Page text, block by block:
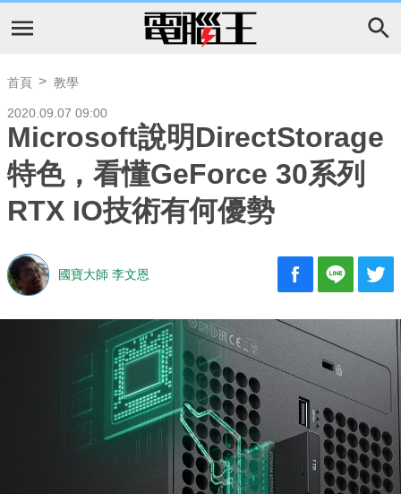
首頁 教學
2020.09.07 09:00
Microsoft說明DirectStorage
特色，看懂GeForce 30系列
RTX IO技術有何優勢
國寶大師 李文恩